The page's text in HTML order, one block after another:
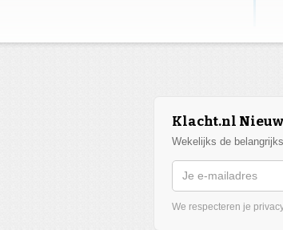
Klacht.nl
Wekelijks de
We respecteren je